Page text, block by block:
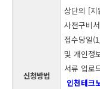
신청방법
상단의 [지
사전구비
접수당일
및 개인정
서류 업로
인천테크